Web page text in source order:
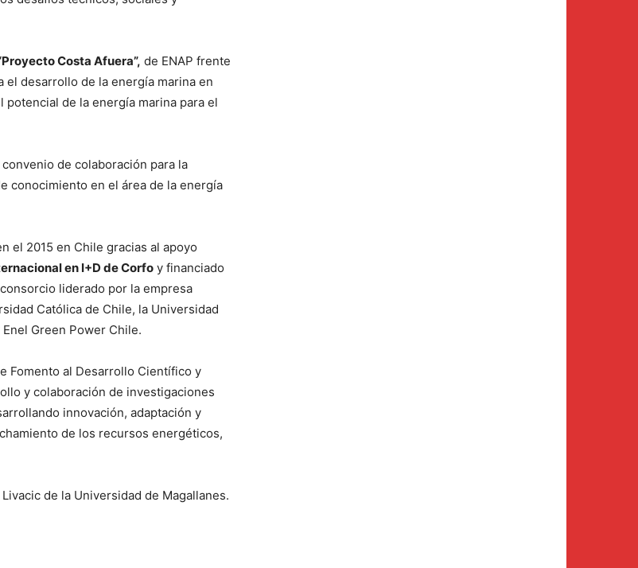
Costa Afuera”, de ENAP frente
el desarrollo de la energía marina en
de la energía marina para el
de colaboración para la
conocimiento en el área de la energía
el 2015 en Chile gracias al apoyo
en I+D de Corfo y financiado
liderado por la empresa
Católica de Chile, la Universidad
Green Power Chile.
Fomento al Desarrollo Científico y
y colaboración de investigaciones
innovación, adaptación y
de los recursos energéticos,
de la Universidad de Magallanes.